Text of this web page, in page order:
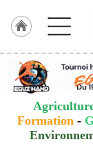
J'adhère
Hulcoq
ACCUEIL
SucéFormation -